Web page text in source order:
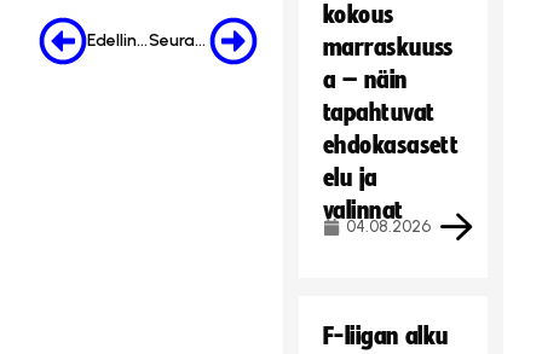
Edellinen Seuraava
kokous
marraskuuss
a – näin
tapahtuvat
ehdokasasett
elu ja
valinnat
04.08.2026
F-liigan alku